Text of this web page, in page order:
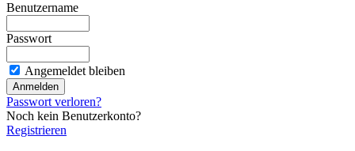
Benutzername
Passwort
Angemeldet bleiben
Passwort verloren?
Noch kein Benutzerkonto?
Registrieren